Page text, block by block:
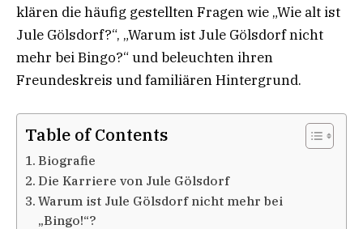
klären die häufig gestellten Fragen wie „Wie alt ist
Jule Gölsdorf?“, „Warum ist Jule Gölsdorf nicht
mehr bei Bingo?“ und beleuchten ihren
Freundeskreis und familiären Hintergrund.
Table of Contents
Biografie
Die Karriere von Jule Gölsdorf
Warum ist Jule Gölsdorf nicht mehr bei
„Bingo!“?